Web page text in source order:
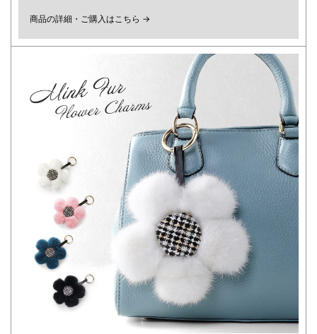
商品の詳細・ご購入はこちら →